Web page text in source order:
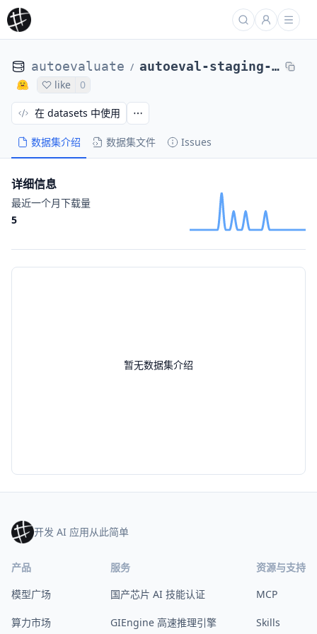
autoevaluate / autoeval-staging-eval-project-acronym_identification-ed6d73a2-13835908
like 0
数据集介绍 数据集文件 Issues
在 datasets 中使用
暂无数据集介绍
详细信息
最近一个月下载量
5
开发 AI 应用从此简单
产品
模型广场
算力市场
服务
国产芯片 AI 技能认证
GIEngine 高速推理引擎
资源与支持
MCP
Skills